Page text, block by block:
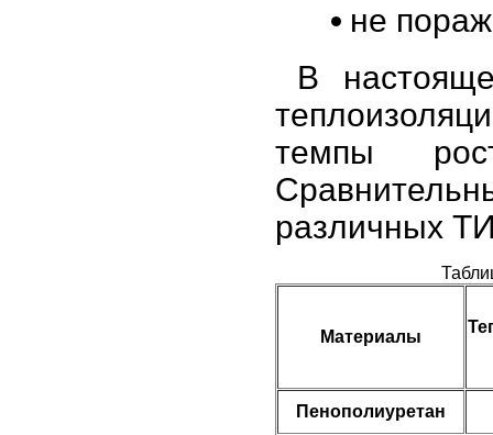
не
В
темпы
различных
Материалы
Пенополиуретан